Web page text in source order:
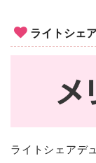
ライトシェ
ライトシェアデ